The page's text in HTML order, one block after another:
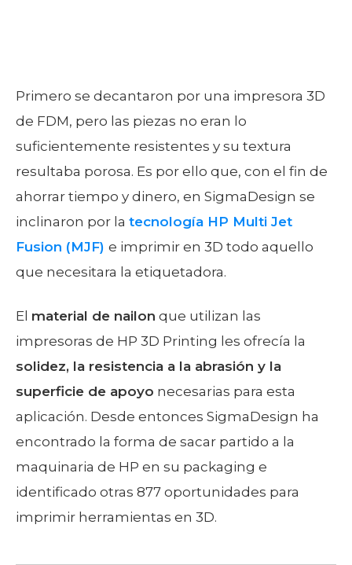
Primero se decantaron por una impresora 3D
de FDM, pero las piezas no eran lo
suficientemente resistentes y su textura
resultaba porosa. Es por ello que, con el fin de
ahorrar tiempo y dinero, en SigmaDesign se
inclinaron por la tecnología HP Multi Jet
Fusion (MJF) e imprimir en 3D todo aquello
que necesitara la etiquetadora.
El material de nailon que utilizan las
impresoras de HP 3D Printing les ofrecía la
solidez, la resistencia a la abrasión y la
superficie de apoyo necesarias para esta
aplicación. Desde entonces SigmaDesign ha
encontrado la forma de sacar partido a la
maquinaria de HP en su packaging e
identificado otras 877 oportunidades para
imprimir herramientas en 3D.